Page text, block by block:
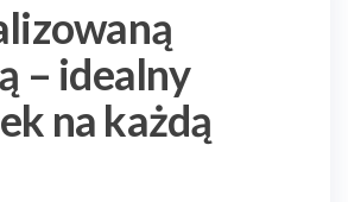
– idealny
na każdą